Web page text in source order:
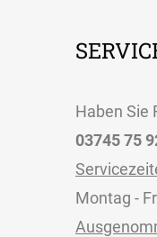
Haben Sie
03745 75
Montag -